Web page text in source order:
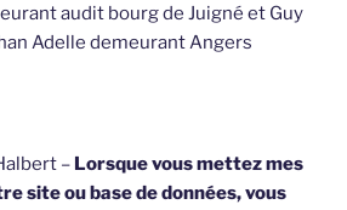
audit bourg de Juigné et Guy
Adelle demeurant Angers
– Lorsque vous mettez mes
site ou base de données, vous